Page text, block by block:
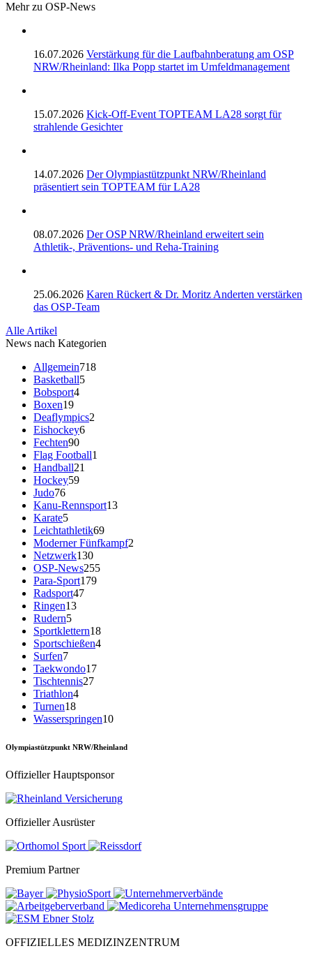
Mehr zu OSP-News
16.07.2026 Verstärkung für die Laufbahnberatung am OSP
NRW/Rheinland: Ilka Popp startet im Umfeldmanagement
15.07.2026 Kick-Off-Event TOPTEAM LA28 sorgt für
strahlende Gesichter
14.07.2026 Der Olympiastützpunkt NRW/Rheinland
präsentiert sein TOPTEAM für LA28
08.07.2026 Der OSP NRW/Rheinland erweitert sein
Athletik-, Präventions- und Reha-Training
25.06.2026 Karen Rückert & Dr. Moritz Anderten verstärken
das OSP-Team
Alle Artikel
News nach Kategorien
Allgemein718
Basketball5
Bobsport4
Boxen19
Deaflympics2
Eishockey6
Fechten90
Flag Football1
Handball21
Hockey59
Judo76
Kanu-Rennsport13
Karate5
Leichtathletik69
Moderner Fünfkampf2
Netzwerk130
OSP-News255
Para-Sport179
Radsport47
Ringen13
Rudern5
Sportklettern18
Sportschießen4
Surfen7
Taekwondo17
Tischtennis27
Triathlon4
Turnen18
Wasserspringen10
Olympiastützpunkt NRW/Rheinland
Offizieller Hauptsponsor
Offizieller Ausrüster
Premium Partner
OFFIZIELLES MEDIZINZENTRUM